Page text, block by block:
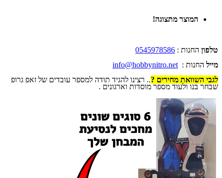
המוצר מתצוגה!
טלפון החנות : 0545978586
מייל החנות : info@hobbynitro.net
לגבי השוואת מחירים ?.. רצינו להגיד תודה למספר עובדים של זאפ גרופ
שבחר בנו ולעוד מספר מוסדות וארגונים .